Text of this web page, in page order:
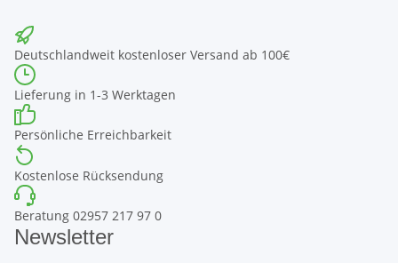
Deutschlandweit kostenloser Versand ab 100€
Lieferung in 1-3 Werktagen
Persönliche Erreichbarkeit
Kostenlose Rücksendung
Beratung 02957 217 97 0
Newsletter